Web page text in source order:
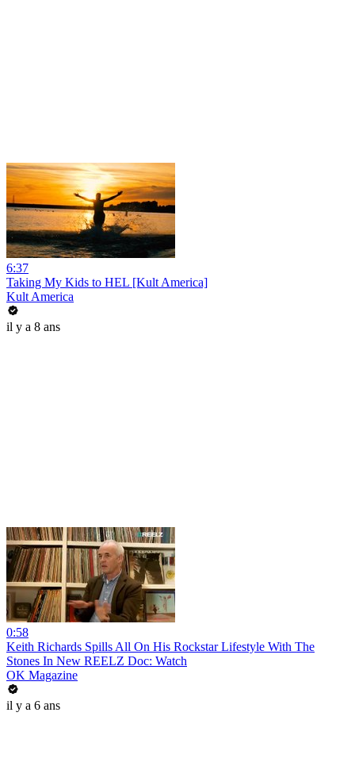
6:37
Taking My Kids to HEL [Kult America]
Kult America
il y a 8 ans
0:58
Keith Richards Spills All On His Rockstar Lifestyle With The
Stones In New REELZ Doc: Watch
OK Magazine
il y a 6 ans